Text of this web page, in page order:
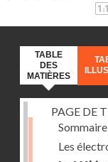
TABLE
DES
MATIÈRES
PAGE DE
Sommaire
Les